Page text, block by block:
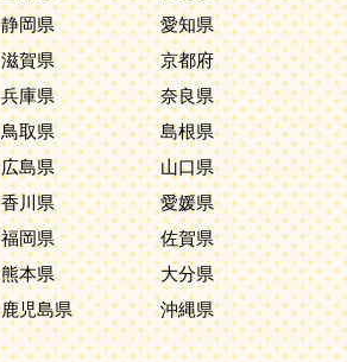
静岡県
愛知県
滋賀県
京都府
兵庫県
奈良県
鳥取県
島根県
広島県
山口県
香川県
愛媛県
福岡県
佐賀県
熊本県
大分県
鹿児島県 沖縄県